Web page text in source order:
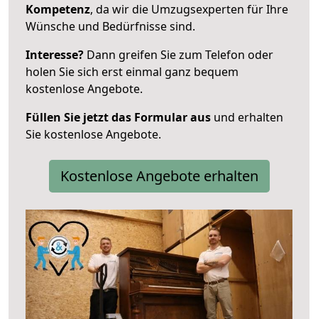
Kompetenz, da wir die Umzugsexperten für Ihre
Wünsche und Bedürfnisse sind.
Interesse? Dann greifen Sie zum Telefon oder
holen Sie sich erst einmal ganz bequem
kostenlose Angebote.
Füllen Sie jetzt das Formular aus und erhalten
Sie kostenlose Angebote.
Kostenlose Angebote erhalten